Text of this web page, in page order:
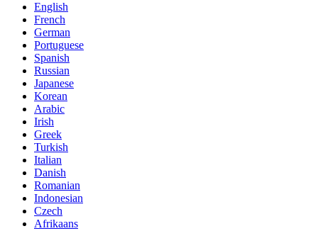
English
French
German
Portuguese
Spanish
Russian
Japanese
Korean
Arabic
Irish
Greek
Turkish
Italian
Danish
Romanian
Indonesian
Czech
Afrikaans